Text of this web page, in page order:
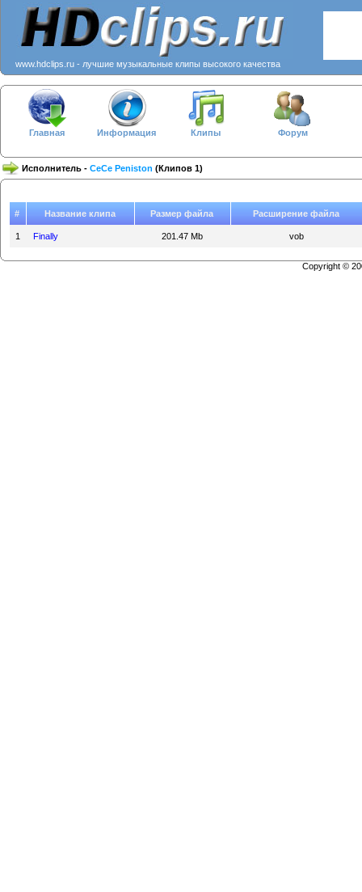
www.hdclips.ru - лучшие музыкальные клипы высокого качества
Главная Информация Клипы Форум
Исполнитель - CeCe Peniston (Клипов 1)
# Название клипа Размер файла Расширение файла
1 Finally 201.47 Mb vob
Copyright ©